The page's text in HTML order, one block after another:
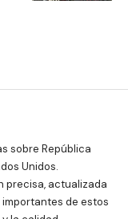
sobre República
Unidos.
precisa, actualizada
de estos